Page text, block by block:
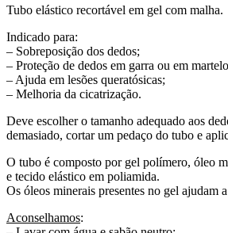
Tubo elástico recortável em gel com malha.
Indicado para:
– Sobreposição dos dedos;
– Proteção de dedos em garra ou em
– Ajuda em lesões queratósicas;
– Melhoria da cicatrização.
Deve escolher o tamanho adequado aos
demasiado, cortar um pedaço do tubo e
O tubo é composto por gel polímero, óleo
e tecido elástico em poliamida.
Os óleos minerais presentes no gel ajudam
Aconselhamos: